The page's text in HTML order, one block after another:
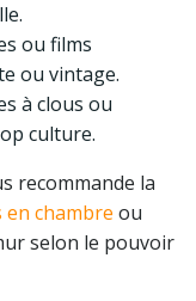
ou films
ou vintage.
à clous ou
culture.
recommande la
chambre ou
selon le pouvoir